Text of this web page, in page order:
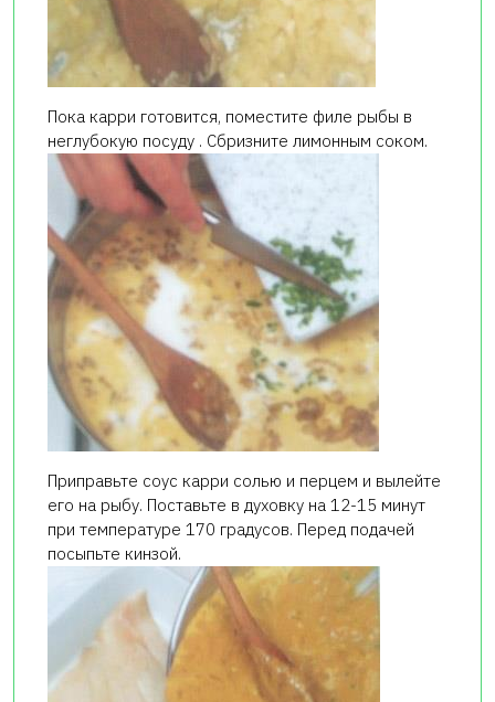
Пока карри готовится, поместите филе рыбы в
неглубокую посуду . Сбризните лимонным соком.
Приправьте соус карри солью и перцем и вылейте
его на рыбу. Поставьте в духовку на 12-15 минут
при температуре 170 градусов. Перед подачей
посыпьте кинзой.